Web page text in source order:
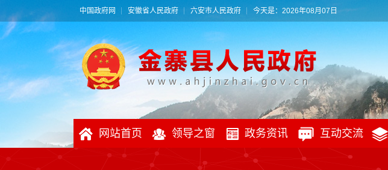
中国政府网 安徽省人民政府 六安市人民政府 今天是：2026年08月07日
网站首页 领导之窗 政务资讯 互动交流